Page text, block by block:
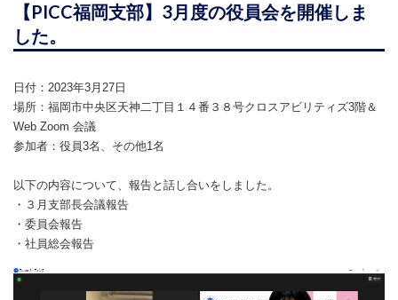
【PICC福岡支部】3月度の役員会を開催しま
した。
日付：2023年3月27日
場所：福岡市中央区天神二丁目１４番３８号クロスアビリティズ3階＆
Web Zoom 会議
参加者：役員3名、その他1名
以下の内容について、報告と話し合いをしました。
・３月支部長会議報告
・委員会報告
・社員総会報告